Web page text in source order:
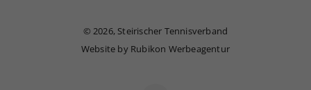
©2026, Steirischer Tennisverband
Website by Rubikon Werbeagentur